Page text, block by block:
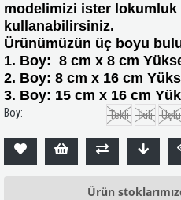
modelimizi ister
kullanabilirsiniz.
Ürünümüzün üç boyu
1. Boy: 8 cm x 8 cm
2. Boy: 8 cm x 16 cm
3. Boy: 15 cm x 16 cm
Boy: Tekli İkili Üçlü
Ürün